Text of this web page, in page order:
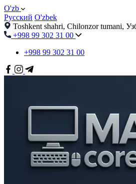
O'zb
Русский O'zbek
Toshkent shahri, Chilonzor tumani,
+998 99 302 31 00
+998 99 302 31 00